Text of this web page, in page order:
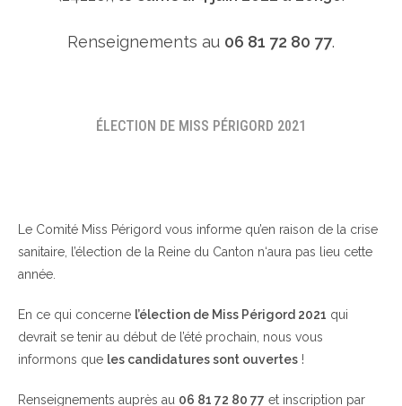
Renseignements au 06 81 72 80 77.
ÉLECTION DE MISS PÉRIGORD 2021
Le Comité Miss Périgord vous informe qu’en raison de la crise
sanitaire, l’élection de la Reine du Canton n‘aura pas lieu cette
année.
En ce qui concerne l’élection de Miss Périgord 2021 qui
devrait se tenir au début de l’été prochain, nous vous
informons que les candidatures sont ouvertes !
Renseignements auprès au 06 81 72 80 77 et inscription par